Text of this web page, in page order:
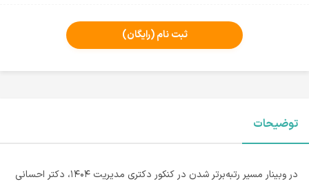
ثبت نام(رایگان)
توضیحات
در وبینار مسیر رتبه‌برتر شدن در کنکور دکتری مدیریت ۱۴۰۴، دکتر احسانی